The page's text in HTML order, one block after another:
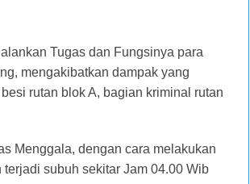
Tugas dan Fungsinya para
mengakibatkan dampak yang
rutan blok A, bagian kriminal rutan
Menggala, dengan cara melakukan
subuh sekitar Jam 04.00 Wib